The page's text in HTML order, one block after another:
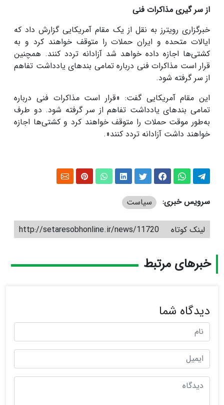
از سر گیری مذاکرات فنی
خبرگزاری رویترز به نقل از یک مقام آمریکایی گزارش داد که
ایالات متحده و ایران حملات را متوقف خواهند کرد و به
کشتی‌ها اجازه داده خواهد شد آزادانه تردد کنند. همچنین
قرار است مذاکرات فنی درباره تمامی بندهای یادداشت تفاهم
از سر گرفته شود.
این مقام آمریکایی گفت: «قرار است مذاکرات فنی درباره
تمامی بندهای یادداشت تفاهم از سر گرفته شود. دو طرف
به‌طور موقت حملات را متوقف خواهند کرد و کشتی‌ها اجازه
خواهند داشت آزادانه تردد کنند.»
سرویس خبری: سیاست
لینک کوتاه http://setaresobhonline.ir/news/11720
خبرهای مرتبط
دیدگاه شما